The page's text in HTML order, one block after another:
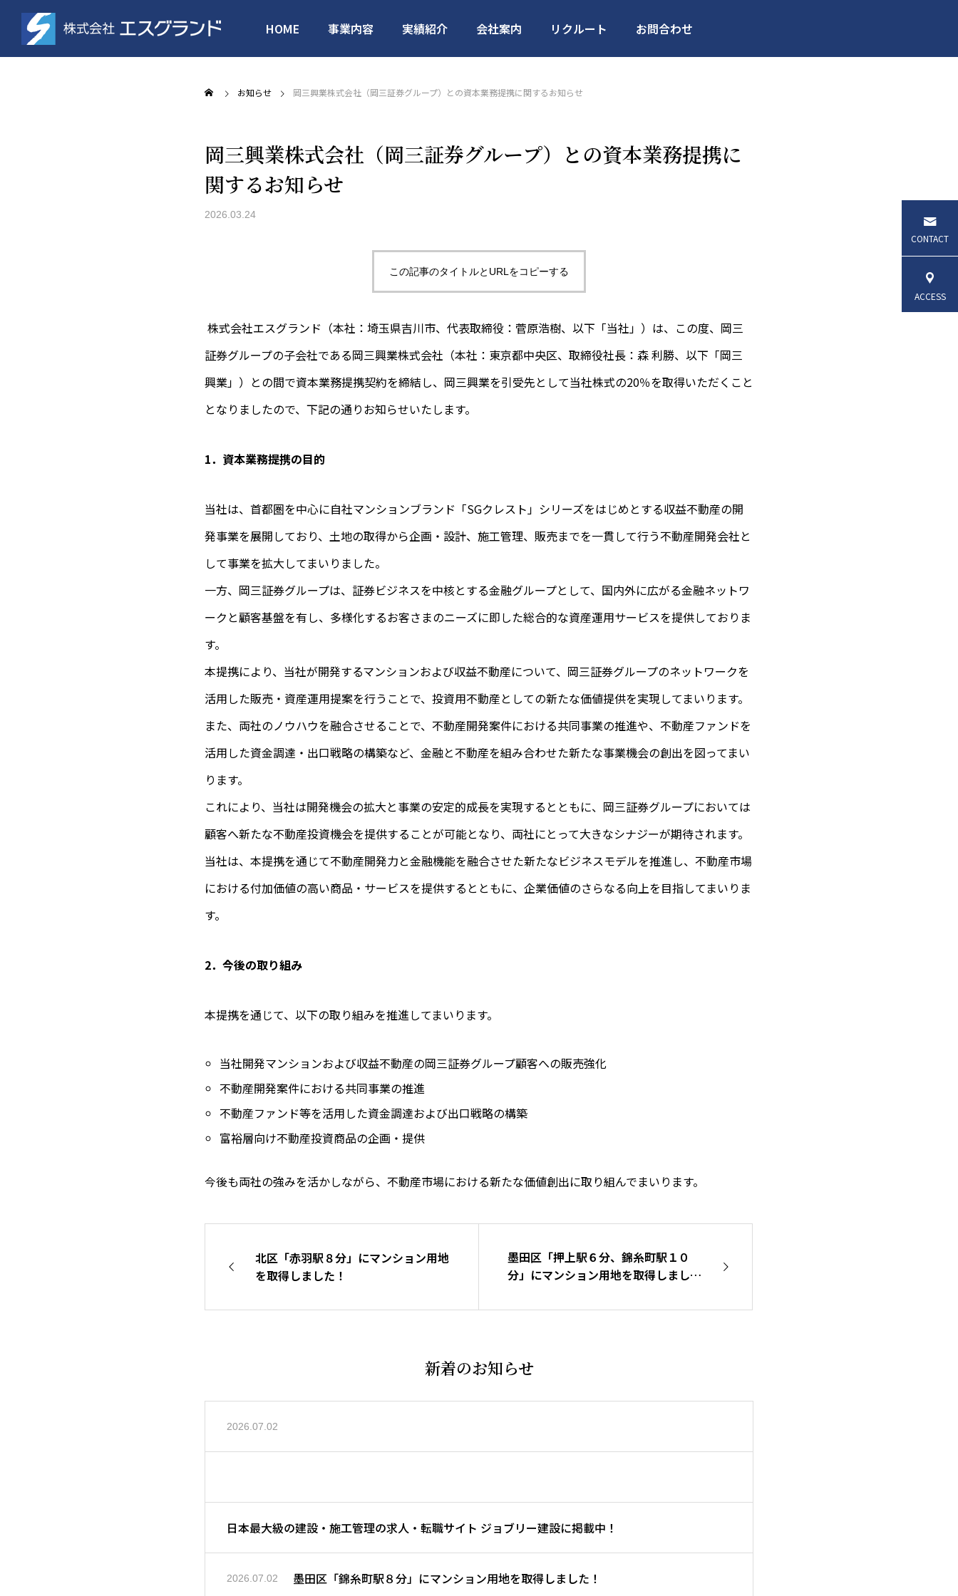
HOME 事業内容 実績紹介 会社案内 リクルート お問合わせ
介護施設・倉庫建設
お知らせ 岡三興業株式会社（岡三証券グループ）との資本業務提携に関するお知らせ
岡三興業株式会社（岡三証券グループ）との資本業務提携に
関するお知らせ
2026.03.24
この記事のタイトルとURLをコピーする
株式会社エスグランド（本社：埼玉県吉川市、代表取締役：菅原浩樹、以下「当社」）は、この度、岡三
証券グループの子会社である岡三興業株式会社（本社：東京都中央区、取締役社長：森 利勝、以下「岡三
興業」）との間で資本業務提携契約を締結し、岡三興業を引受先として当社株式の20％を取得いただくこと
となりましたので、下記の通りお知らせいたします。
1．資本業務提携の目的
当社は、首都圏を中心に自社マンションブランド「SGクレスト」シリーズをはじめとする収益不動産の開
発事業を展開しており、土地の取得から企画・設計、施工管理、販売までを一貫して行う不動産開発会社と
して事業を拡大してまいりました。
一方、岡三証券グループは、証券ビジネスを中核とする金融グループとして、国内外に広がる金融ネットワ
ークと顧客基盤を有し、多様化するお客さまのニーズに即した総合的な資産運用サービスを提供しておりま
す。
本提携により、当社が開発するマンションおよび収益不動産について、岡三証券グループのネットワークを
活用した販売・資産運用提案を行うことで、投資用不動産としての新たな価値提供を実現してまいります。
また、両社のノウハウを融合させることで、不動産開発案件における共同事業の推進や、不動産ファンドを
活用した資金調達・出口戦略の構築など、金融と不動産を組み合わせた新たな事業機会の創出を図ってまい
ります。
これにより、当社は開発機会の拡大と事業の安定的成長を実現するとともに、岡三証券グループにおいては
顧客へ新たな不動産投資機会を提供することが可能となり、両社にとって大きなシナジーが期待されます。
当社は、本提携を通じて不動産開発力と金融機能を融合させた新たなビジネスモデルを推進し、不動産市場
における付加価値の高い商品・サービスを提供するとともに、企業価値のさらなる向上を目指してまいりま
す。
2．今後の取り組み
本提携を通じて、以下の取り組みを推進してまいります。
当社開発マンションおよび収益不動産の岡三証券グループ顧客への販売強化
不動産開発案件における共同事業の推進
不動産ファンド等を活用した資金調達および出口戦略の構築
富裕層向け不動産投資商品の企画・提供
今後も両社の強みを活かしながら、不動産市場における新たな価値創出に取り組んでまいります。
北区「赤羽駅８分」にマンション用地
を取得しました！
墨田区「押上駅６分、錦糸町駅１０
分」にマンション用地を取得しまし
新着のお知らせ
2026.07.02
日本最大級の建設・施工管理の求人・転職サイト ジョブリー建設に掲載中！
2026.07.02 墨田区「錦糸町駅８分」にマンション用地を取得しました！
CONTACT
ACCESS